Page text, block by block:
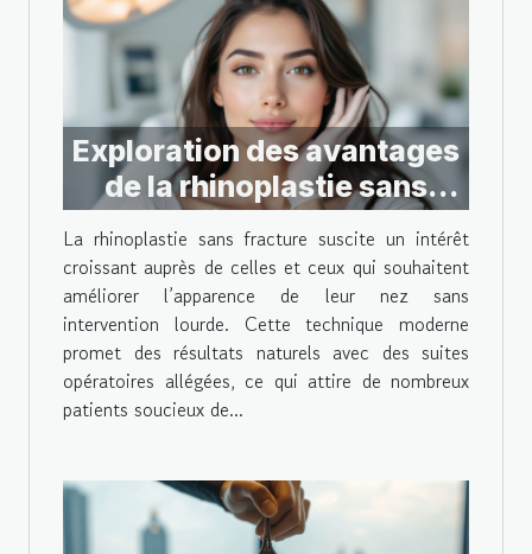
Exploration des avantages
de la rhinoplastie sans
fracture
La rhinoplastie sans fracture suscite un intérêt
croissant auprès de celles et ceux qui souhaitent
améliorer l’apparence de leur nez sans
intervention lourde. Cette technique moderne
promet des résultats naturels avec des suites
opératoires allégées, ce qui attire de nombreux
patients soucieux de...